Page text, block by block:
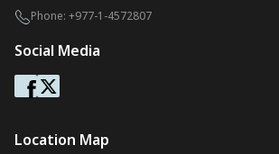
Phone: +977-1-4572807
Social Media
Location Map